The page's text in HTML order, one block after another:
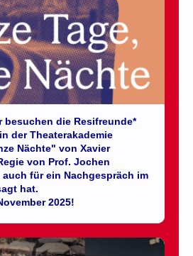
besuchen die Resifreunde*
der Theaterakademie
Nächte" von Xavier
von Prof. Jochen
für ein Nachgespräch im
hat.
2025!